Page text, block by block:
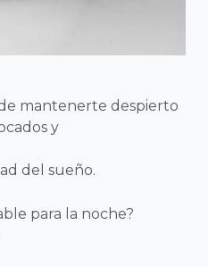
mantenerte despierto
y
del sueño.
para la noche?